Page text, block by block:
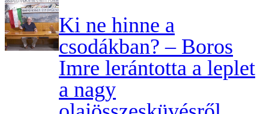
Ki ne hinne a
csodákban? – Boros
Imre lerántotta a leplet
a nagy